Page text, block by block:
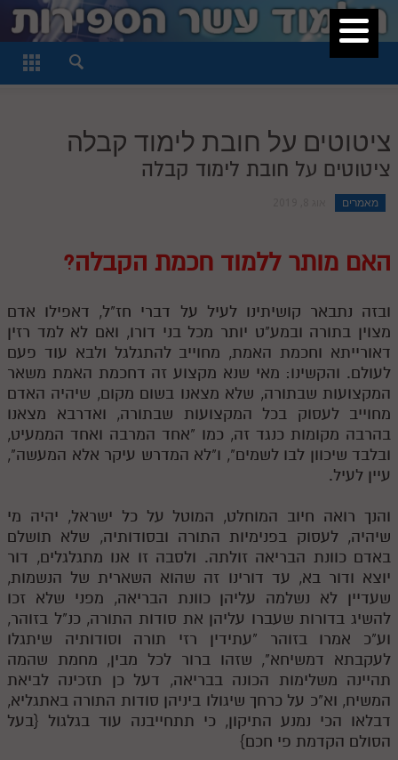
סגור
חלק ב
חלק ג
חלק ד
חלק ו
חלק ח
חלק ט
חלק י
חלק יא
חלק יב
חלק יד
חלק ט"ז
בית שער הכוונות
שידור חי
הזמן סט תע"ס
הזמן סט תלמוד עשר הספירות
ציטוטים על חובת לימוד קבלה
ציטוטים על חובת לימוד קבלה
מאמרים
האם מותר ללמוד חכמת הקבלה?
ובזה נתבאר קושיתינו לעיל על דברי חז"ל, דאפילו אדם
מצוין בתורה ובמע"ט יותר מכל בני דורו, ואם לא למד רזין
דאורייתא וחכמת האמת, מחוייב להתגלגל ולבא עוד פעם
לעולם. והקשינו: מאי שנא מקצוע זה דחכמת האמת משאר
המקצועות שבתורה, שלא מצאנו בשום מקום, שיהיה האדם
מחוייב לעסוק בכל המקצועות שבתורה, ואדרבא מצאנו
בהרבה מקומות כנגד זה, כמו "אחד המרבה ואחד הממעיט,
ובלבד שיכוון לבו לשמים", ו"לא המדרש עיקר אלא המעשה",
עיין לעיל.
והנך רואה חיוב המוחלט, המוטל על כל ישראל, יהיה מי
שיהיה, לעסוק בפנימיות התורה ובסודותיה, שלא תושלם
באדם כוונת הבריאה זולתה. ולסבה זו אנו מתגלגלים, דור
יוצא ודור בא, עד דורינו זה שהוא השארית של הנשמות,
שעדיין לא נשלמה עליהן כוונת הבריאה, מפני שלא זכו
להשיג בדורות שעברו עליהן את סודות התורה, כנ"ל בזוהר,
וע"כ אמרו בזוהר "עתידין רזי תורה וסודותיה שיתגלו
לעקבתא דמשיחא", שזהו ברור לכל מבין, מחמת שהמה
תהיינה משלימות הכונה בבריאה, דעל כן תזכינה לביאת
המשיח, וא"כ על כרחך שיגולו ביניהן סודות התורה באתגליא,
דבלאו הכי נמנע התיקון, כי תתחייבנה עוד בגלגול {בעל
הסולם הקדמת פי חכם}